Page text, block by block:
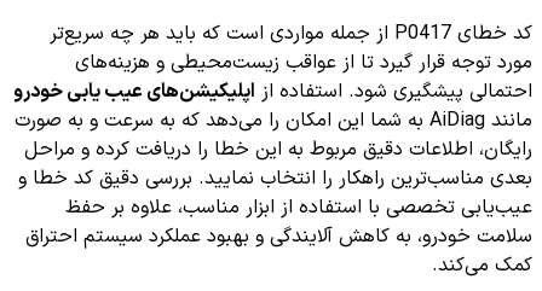
کد خطای P0417 از جمله مواردی است که باید هر چه سریع‌تر
مورد توجه قرار گیرد تا از عواقب زیست‌محیطی و هزینه‌های
احتمالی پیشگیری شود. استفاده از اپلیکیشن‌های عیب یابی خودرو
مانند AiDiag به شما این امکان را می‌دهد که به سرعت و به صورت
رایگان، اطلاعات دقیق مربوط به این خطا را دریافت کرده و مراحل
بعدی مناسب‌ترین راهکار را انتخاب نمایید. بررسی دقیق کد خطا و
عیب‌یابی تخصصی با استفاده از ابزار مناسب، علاوه بر حفظ
سلامت خودرو، به کاهش آلایندگی و بهبود عملکرد سیستم احتراق
کمک می‌کند.